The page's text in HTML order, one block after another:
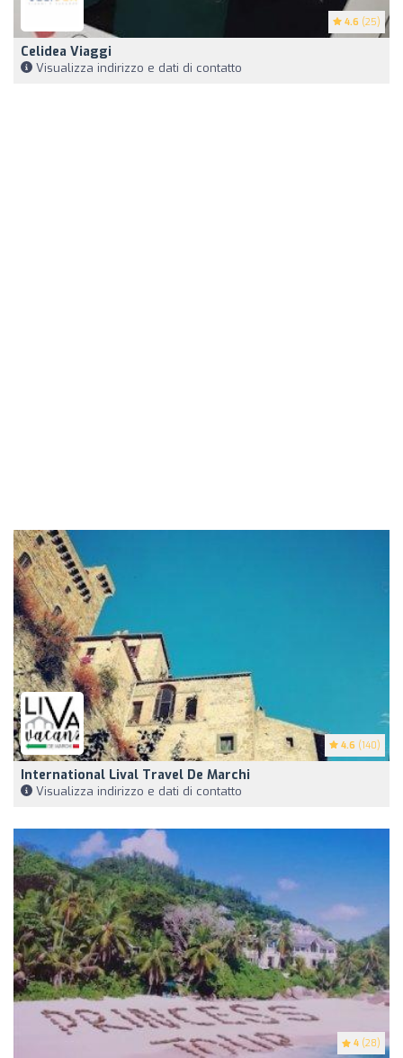
4.6 (25)
Celidea Viaggi
Visualizza indirizzo e dati di contatto
4.6 (140)
International Lival Travel De Marchi
Visualizza indirizzo e dati di contatto
4 (28)